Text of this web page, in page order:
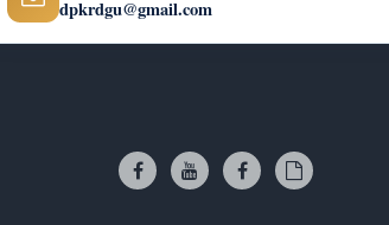
dpkrdgu@gmail.com